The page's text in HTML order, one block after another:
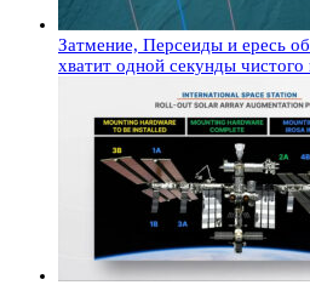
Затмение, Персеиды и ересь
хватит одной секунды чистого